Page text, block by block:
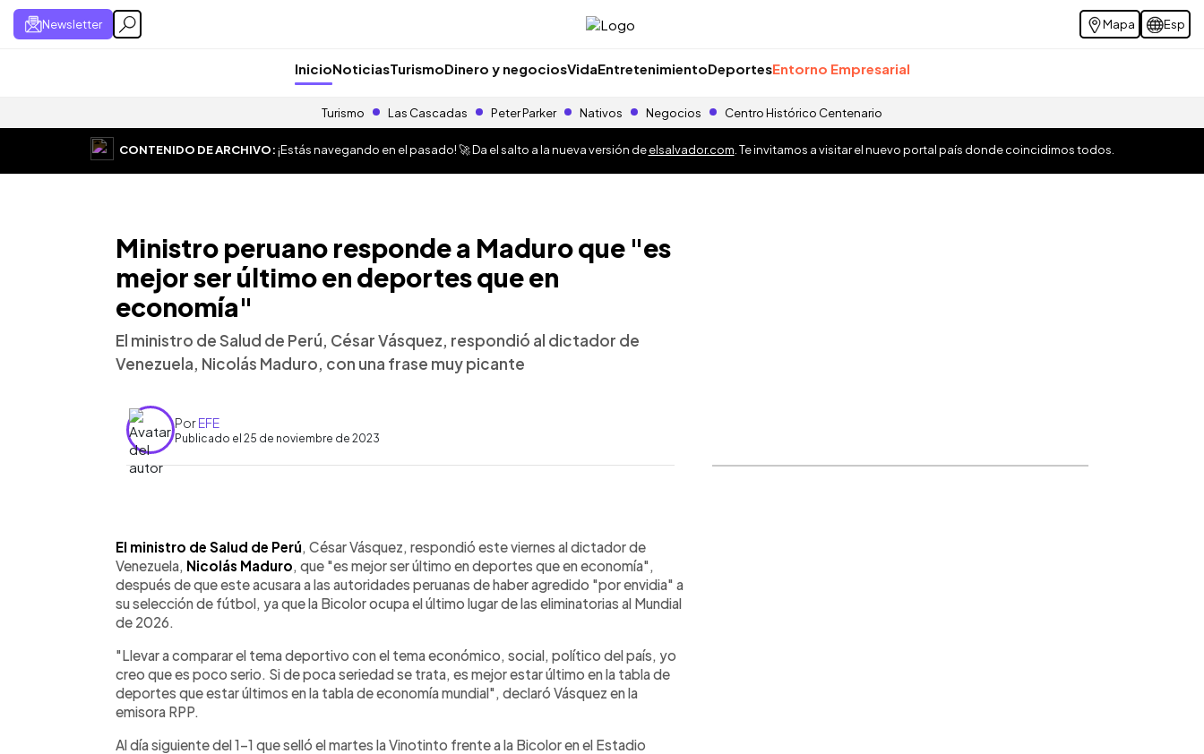
Newsletter Mapa Esp
InicioNoticiasTurismoDinero y negociosVidaEntretenimientoDeportesEntorno Empresarial
Turismo Las Cascadas Peter Parker Nativos Negocios Centro Histórico Centenario
CONTENIDO DE ARCHIVO:¡Estás navegando en el pasado! 🚀 Da el salto a la nueva versión deelsalvador.com . Te invitamos a visitar el nuevo portal país donde coincidimos todos.
Ministro peruano responde a Maduro que "es
mejor ser último en deportes que en
economía"
El ministro de Salud de Perú, César Vásquez, respondió al dictador de
Venezuela, Nicolás Maduro, con una frase muy picante
PorEFE
Publicado el 25 de noviembre de 2023
Escuchar artículo
El ministro de Salud de Perú, César Vásquez, respondió este viernes al dictador de
Venezuela, Nicolás Maduro, que "es mejor ser último en deportes que en economía",
después de que este acusara a las autoridades peruanas de haber agredido "por envidia" a
su selección de fútbol, ya que la Bicolor ocupa el último lugar de las eliminatorias al Mundial
de 2026.
"Llevar a comparar el tema deportivo con el tema económico, social, político del país, yo
creo que es poco serio. Si de poca seriedad se trata, es mejor estar último en la tabla de
deportes que estar últimos en la tabla de economía mundial", declaró Vásquez en la
emisora RPP.
Al día siguiente del 1-1 que selló el martes la Vinotinto frente a la Bicolor en el Estadio